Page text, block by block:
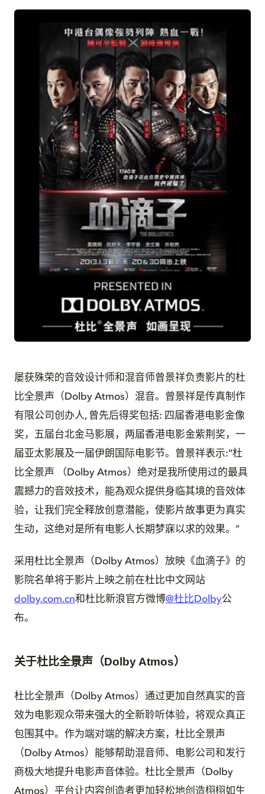
JPG
屡获殊荣的音效设计师和混音师曾景祥负责影片的杜
比全景声（Dolby Atmos）混音。曾景祥是传真制作
有限公司创办人, 曾先后得奖包括: 四届香港电影金像
奖，五届台北金马影展，两届香港电影金紫荆奖，一
届亚太影展及一届伊朗国际电影节。曾景祥表示:“杜
比全景声 （Dolby Atmos）绝对是我所使用过的最具
震撼力的音效技术，能為观众提供身临其境的音效体
验，让我们完全释放创意潜能，使影片故事更为真实
生动，这绝对是所有电影人长期梦寐以求的效果。”
采用杜比全景声（Dolby Atmos）放映《血滴子》的
影院名单将于影片上映之前在杜比中文网站
dolby.com.cn和杜比新浪官方微博@杜比Dolby公
布。
关于杜比全景声（Dolby Atmos）
杜比全景声（Dolby Atmos）通过更加自然真实的音
效为电影观众带来强大的全新聆听体验，将观众真正
包围其中。作为端对端的解决方案，杜比全景声
（Dolby Atmos）能够帮助混音师、电影公司和发行
商极大地提升电影声音体验。杜比全景声（Dolby
Atmos）平台让内容创造者更加轻松地创造栩栩如生